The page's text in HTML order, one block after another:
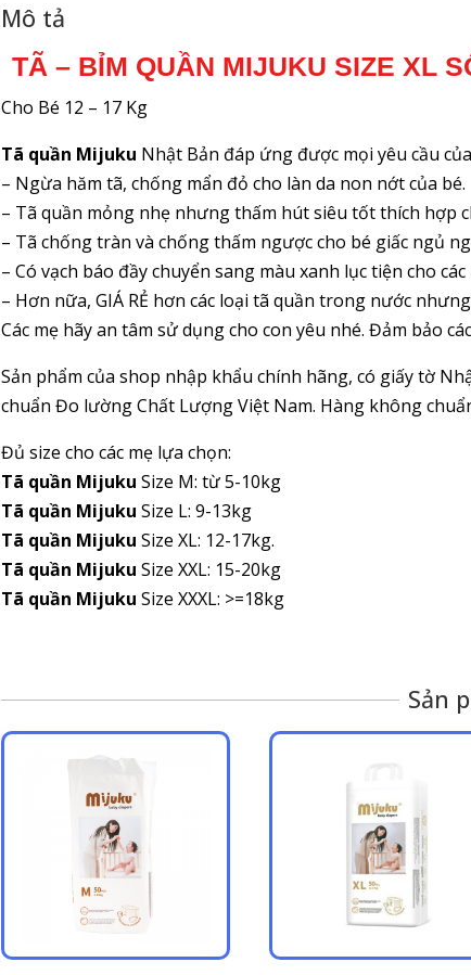
Mô tả
TÃ – BỈM QUẦN MIJUKU SIZE XL
Cho Bé 12 – 17 Kg
Tã quần Mijuku Nhật Bản đáp ứng được mọi yêu cầu
– Ngừa hăm tã, chống mẩn đỏ cho làn da non nớt của bé.
– Tã quần mỏng nhẹ nhưng thấm hút siêu tốt thích hợp
– Tã chống tràn và chống thấm ngược cho bé giấc ngủ
– Có vạch báo đầy chuyển sang màu xanh lục tiện cho
– Hơn nữa, GIÁ RẺ hơn các loại tã quần trong nước
Các mẹ hãy an tâm sử dụng cho con yêu nhé. Đảm bảo
Sản phẩm của shop nhập khẩu chính hãng, có giấy tờ
chuẩn Đo lường Chất Lượng Việt Nam. Hàng không
Đủ size cho các mẹ lựa chọn:
Tã quần MijukuSize M: từ 5-10kg
Tã quần MijukuSize L: 9-13kg
Tã quần MijukuSize XL: 12-17kg.
Tã quần MijukuSize XXL: 15-20kg
Tã quần MijukuSize XXXL: >=18kg
Sản